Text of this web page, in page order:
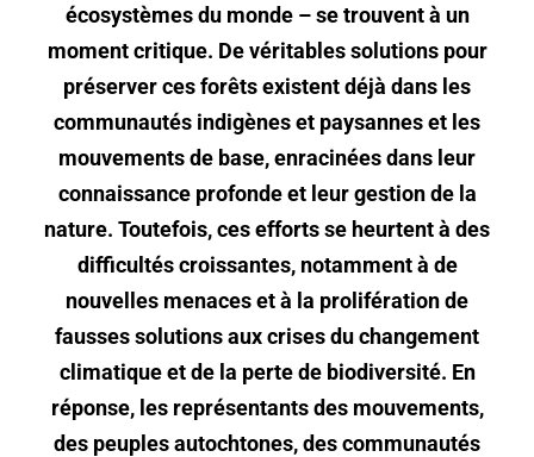
écosystèmes du monde – se trouvent à un
moment critique. De véritables solutions pour
préserver ces forêts existent déjà dans les
communautés indigènes et paysannes et les
mouvements de base, enracinées dans leur
connaissance profonde et leur gestion de la
nature. Toutefois, ces efforts se heurtent à des
difficultés croissantes, notamment à de
nouvelles menaces et à la prolifération de
fausses solutions aux crises du changement
climatique et de la perte de biodiversité. En
réponse, les représentants des mouvements,
des peuples autochtones, des communautés